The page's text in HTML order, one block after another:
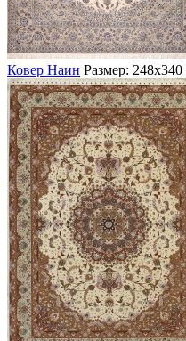
Ковер Наин Размер: 248х340